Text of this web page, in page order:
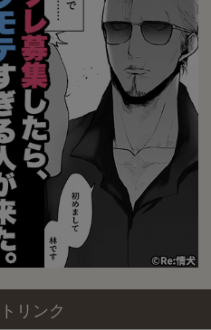
リンク